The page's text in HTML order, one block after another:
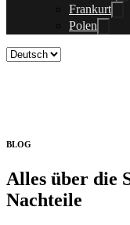
Frankurt
Polen
BLOG
Alles über die
Nachteile